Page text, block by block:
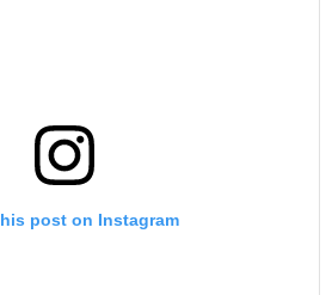
post on Instagram